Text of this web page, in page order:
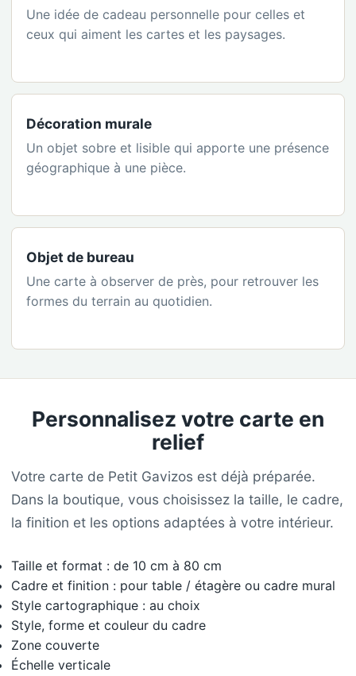
Une idée de cadeau personnelle pour celles et
ceux qui aiment les cartes et les paysages.
Décoration murale
Un objet sobre et lisible qui apporte une présence
géographique à une pièce.
Objet de bureau
Une carte à observer de près, pour retrouver les
formes du terrain au quotidien.
Personnalisez votre carte en
relief
Votre carte de Petit Gavizos est déjà préparée.
Dans la boutique, vous choisissez la taille, le cadre,
la finition et les options adaptées à votre intérieur.
Taille et format : de 10 cm à 80 cm
Cadre et finition : pour table / étagère ou cadre mural
Style cartographique : au choix
Style, forme et couleur du cadre
Zone couverte
Échelle verticale